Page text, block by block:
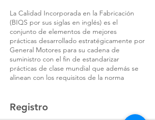
La Calidad Incorporada en la Fabricación
(BIQS por sus siglas en inglés) es el
conjunto de elementos de mejores
prácticas desarrollado estratégicamente por
General Motores para su cadena de
suministro con el fin de estandarizar
prácticas de clase mundial que además se
alinean con los requisitos de la norma
El conocimiento de los elementos de BIQ
facilitan la implementación eficaz en el
Registro